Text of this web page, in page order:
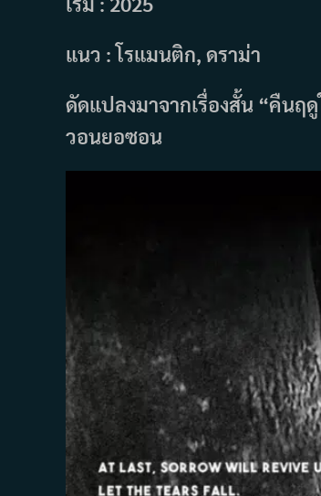
แนว : โรแมนติก, ดราม่า
ดัดแปลงมาจากเรื่องสั้น “คืนฤ
วอนยอซอน